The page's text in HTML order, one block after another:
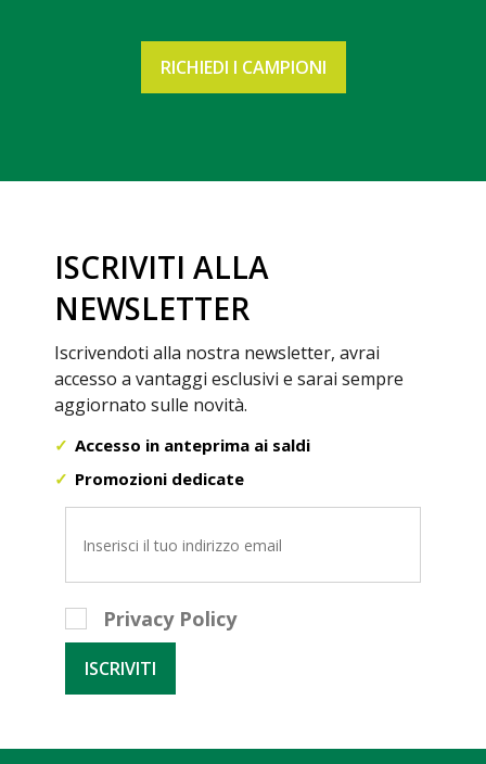
RICHIEDI I CAMPIONI
ISCRIVITI ALLA
NEWSLETTER
Iscrivendoti alla nostra newsletter, avrai
accesso a vantaggi esclusivi e sarai sempre
aggiornato sulle novità.
Accesso in anteprima ai saldi
Promozioni dedicate
Privacy Policy